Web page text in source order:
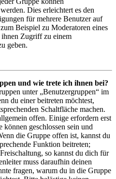
Dies erleichtert es den
für mehrere Benutzer auf
Beispiel zu Moderatoren eines
ihnen Zugriff zu einem
geben.
und wie trete ich ihnen bei?
unter „Benutzergruppen“ im
du einer beitreten möchtest,
Schaltfläche machen.
offen. Einige erfordern erst
können geschlossen sein und
die Gruppe offen ist, kannst du
Funktion beitreten;
so kannst du dich für
muss daraufhin deinen
fragen, warum du in die Gruppe